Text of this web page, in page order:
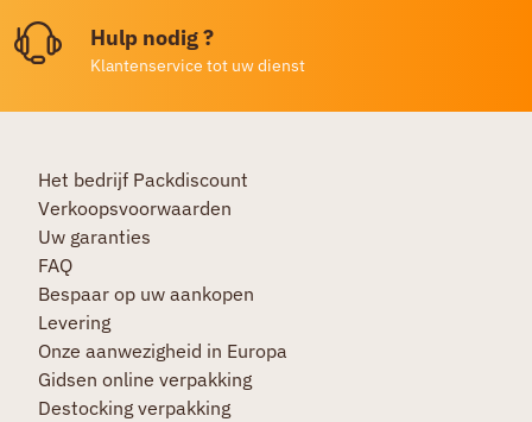
Hulp nodig ?
Klantenservice tot uw dienst
Het bedrijf Packdiscount
Verkoopsvoorwaarden
Uw garanties
FAQ
Bespaar op uw aankopen
Levering
Onze aanwezigheid in Europa
Gidsen online verpakking
Destocking verpakking